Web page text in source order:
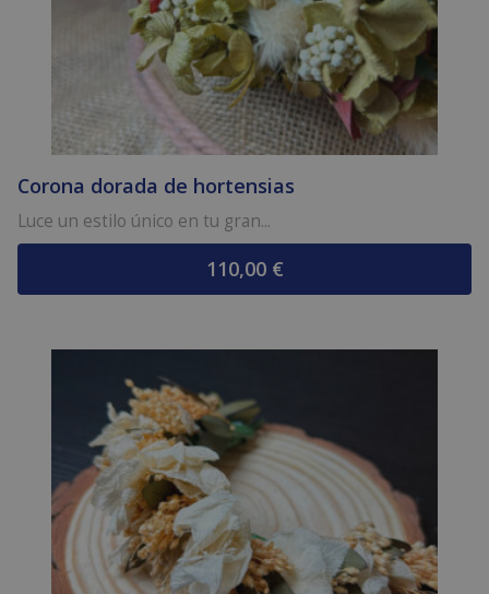
Corona dorada de hortensias
Luce un estilo único en tu gran...
110,00 €